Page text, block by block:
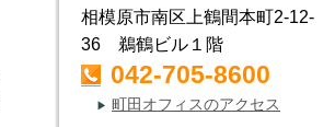
相模原市南区上鶴間本町2-12-
36 鵜鶴ビル１階
042-705-8600
▶ 町田オフィスのアクセス